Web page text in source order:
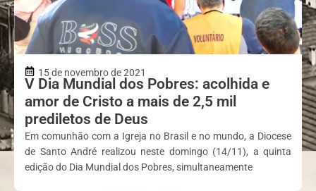
15 de novembro de 2021
V Dia Mundial dos Pobres: acolhida e
amor de Cristo a mais de 2,5 mil
prediletos de Deus
Em comunhão com a Igreja no Brasil e no mundo, a Diocese
de Santo André realizou neste domingo (14/11), a quinta
edição do Dia Mundial dos Pobres, simultaneamente